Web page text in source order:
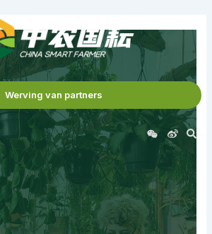
Werving van partners
W
x
i
n
W
e
i
b
o